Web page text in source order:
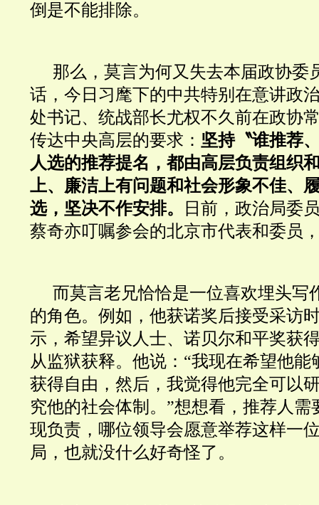
倒是不能排除。
那么，莫言为何又失去本届政协委
话，今日习麾下的中共特别在意讲政
处书记、统战部长尤权不久前在政协
传达中央高层的要求： 坚持〝谁推荐
人选的推荐提名，都由高层负责组织
上、廉洁上有问题和社会形象不佳、
选，坚决不作安排。
日前，政治局委
蔡奇亦叮嘱参会的北京市代表和委员
而莫言老兄恰恰是一位喜欢埋头写
的角色。 例如，他获诺奖后接受采访
示，希望异议人士、 诺贝尔和平奖获
从监狱获释。他说：“我现在希望他能
获得自由，然后，我觉得他完全可以
究他的社会体制。”想想看，推荐人需
现负责，哪位领导会愿意举荐这样一
局，也就没什么好奇怪了。